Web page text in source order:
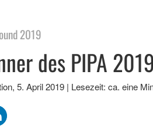
2019
des PIPA
, 5. April 2019 | Lesezeit: ca. eine